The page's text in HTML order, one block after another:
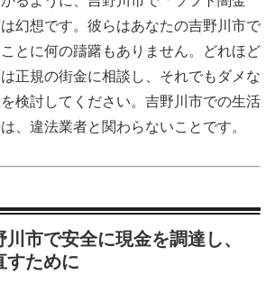
幻想です。彼らはあなたの吉野川市で
とに何の躊躇もありません。どれほど
正規の街金に相談し、それでもダメな
検討してください。吉野川市での生活
、違法業者と関わらないことです。
川市で安全に現金を調達し、
すために